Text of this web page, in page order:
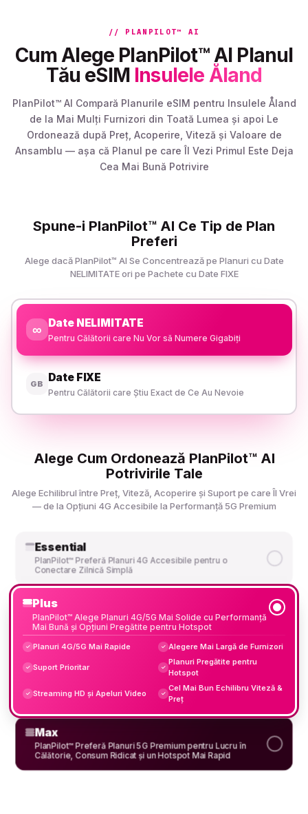
// PLANPILOT™ AI
Cum Alege PlanPilot™ AI Planul
Tău eSIM Insulele Åland
PlanPilot™ AI Compară Planurile eSIM pentru Insulele Åland
de la Mai Mulți Furnizori din Toată Lumea și apoi Le
Ordonează după Preț, Acoperire, Viteză și Valoare de
Ansamblu — așa că Planul pe care Îl Vezi Primul Este Deja
Cea Mai Bună Potrivire
Spune-i PlanPilot™ AI Ce Tip de Plan
Preferi
Alege dacă PlanPilot™ AI Se Concentrează pe Planuri cu Date
NELIMITATE ori pe Pachete cu Date FIXE
∞ Date NELIMITATE
Pentru Călătorii care Nu Vor să Numere Gigabiți
GB Date FIXE
Pentru Călătorii care Știu Exact de Ce Au Nevoie
Alege Cum Ordonează PlanPilot™ AI
Potrivirile Tale
Alege Echilibrul între Preț, Viteză, Acoperire și Suport pe care Îl Vrei
— de la Opțiuni 4G Accesibile la Performanță 5G Premium
Essential
PlanPilot™ Preferă Planuri 4G Accesibile pentru o
Conectare Zilnică Simplă
Plus
PlanPilot™ Alege Planuri 4G/5G Mai Solide cu Performanță
Mai Bună și Opțiuni Pregătite pentru Hotspot
✓ Planuri 4G/5G Mai Rapide ✓ Alegere Mai Largă de Furnizori
✓ Suport Prioritar ✓
Planuri Pregătite pentru
Hotspot
✓ Streaming HD și Apeluri Video ✓
Cel Mai Bun Echilibru Viteză &
Preț
Max
PlanPilot™ Preferă Planuri 5G Premium pentru Lucru în
Călătorie, Consum Ridicat și un Hotspot Mai Rapid